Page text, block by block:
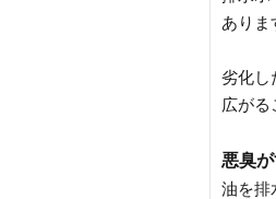
ありま
劣化し
広がる
悪臭
油を排